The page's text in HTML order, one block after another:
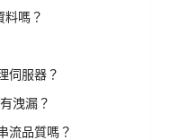
嗎？
伺服器？
洩漏？
流品質嗎？